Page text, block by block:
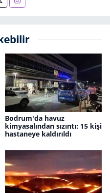
Bodrum'da havuz
kimyasalından sızıntı: 15 kişi
hastaneye kaldırıldı